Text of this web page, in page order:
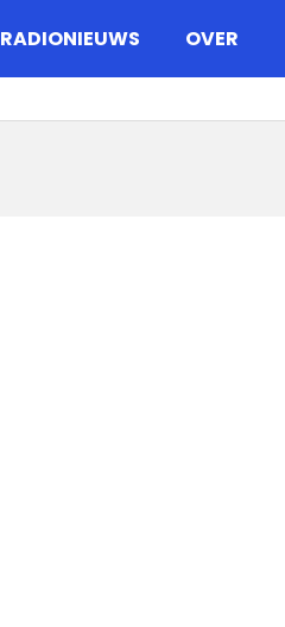
RADIONIEUWS OVER